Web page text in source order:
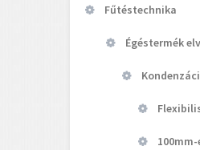
Fűtéstechnika
Égéstermék